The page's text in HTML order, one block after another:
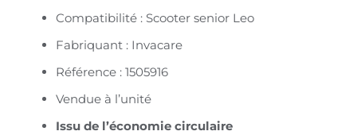
467,51€. 233,75€.
Compatibilité : Scooter senior Leo
Fabriquant : Invacare
Référence : 1505916
Vendue à l’unité
Issu de l’économie circulaire